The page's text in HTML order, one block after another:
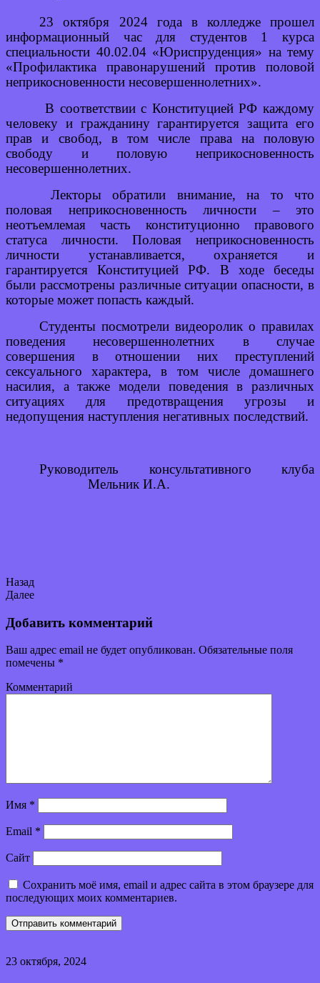
23 октября 2024 года в колледже прошел
информационный час для студентов 1 курса
специальности 40.02.04 «Юриспруденция» на тему
«Профилактика правонарушений против половой
неприкосновенности несовершеннолетних».
В соответствии с Конституцией РФ каждому
человеку и гражданину гарантируется защита его
прав и свобод, в том числе права на половую
свободу и половую неприкосновенность
несовершеннолетних.
Лекторы обратили внимание, на то что
половая неприкосновенность личности – это
неотъемлемая часть конституционно правового
статуса личности. Половая неприкосновенность
личности устанавливается, охраняется и
гарантируется Конституцией РФ. В ходе беседы
были рассмотрены различные ситуации опасности, в
которые может попасть каждый.
Студенты посмотрели видеоролик о правилах
поведения несовершеннолетних в случае
совершения в отношении них преступлений
сексуального характера, в том числе домашнего
насилия, а также модели поведения в различных
ситуациях для предотвращения угрозы и
недопущения наступления негативных последствий.
Руководитель консультативного клуба
Мельник И.А.
Назад
Далее
Добавить комментарий
Ваш адрес email не будет опубликован. Обязательные поля
помечены *
Комментарий
Имя *
Email *
Сайт
Сохранить моё имя, email и адрес сайта в этом браузере для
последующих моих комментариев.
23 октября, 2024